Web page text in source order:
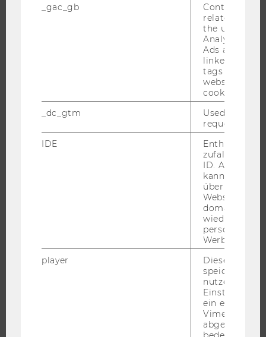
EVENTS ARCHIV
RESEARCH CAREER
WELCOME SERVICES
_gac_gb
Contains
related
the user. If
Analytics and
Ads accounts
linked, the
tags on the
website read
cookie.
_dc_gtm
Used to
request rate.
IDE
Enthält eine
ID. Anhand
kann Google
über
Websites
Werbung
player
Dieses Cookie
speichert
ein
Vimeo-Video
abgespielt